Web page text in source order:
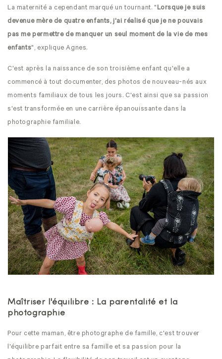
La maternité a cependant marqué un tournant. " Lorsque je suis
devenue mère de quatre enfants, j'ai réalisé que je ne pouvais
pas me permettre de manquer un seul moment de la vie de mes
enfants", explique Agnes.
C'est après la naissance de son troisième enfant qu'elle a
commencé à tout documenter, des photos de nouveau-nés aux
moments familiaux de tous les jours. C'est ainsi que sa passion
s'est transformée en une carrière épanouissante dans la
photographie familiale.
Maîtriser l'équilibre : La parentalité et la
photographie
Pour cette maman, être photographe de famille, c'est trouver
l'équilibre parfait entre sa famille et sa passion pour la